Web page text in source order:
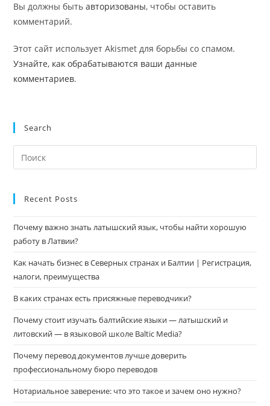
Вы должны бытьавторизованы, чтобы оставить
комментарий.
Этот сайт использует Akismet для борьбы со спамом.
Узнайте, как обрабатываются ваши данные
комментариев.
Search
Recent Posts
Почему важно знать латышский язык, чтобы найти хорошую
работу в Латвии?
Как начать бизнес в Северных странах и Балтии | Регистрация,
налоги, преимущества
В каких странах есть присяжные переводчики?
Почему стоит изучать балтийские языки — латышский и
литовский — в языковой школе Baltic Media?
Почему перевод документов лучше доверить
профессиональному бюро переводов
Нотариальное заверение: что это такое и зачем оно нужно?